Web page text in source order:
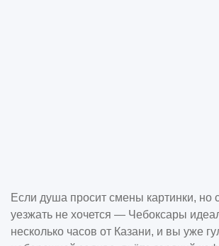
Если душа просит смены картинки, но
уезжать не хочется — Чебоксары
несколько часов от Казани, и вы уже